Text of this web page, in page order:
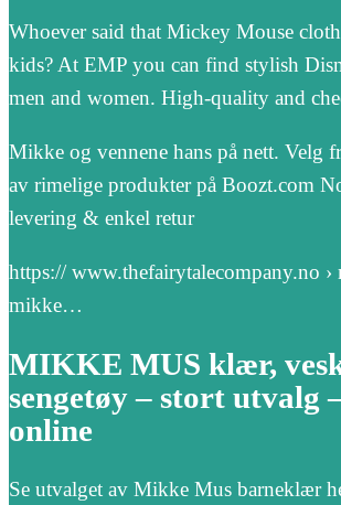
Whoever said that Mickey Mouse
kids? At EMP you can find stylish
men and women. High-quality and
Mikke og vennene hans på nett. Velg
av rimelige produkter på Boozt.com
levering & enkel retur
https:// www.thefairytalecompany.no ›
mikke…
MIKKE MUS klær,
sengetøy – stort utvalg
online
Se utvalget av Mikke Mus barneklær